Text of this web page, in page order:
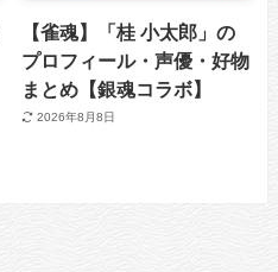
【雀魂】「桂 小太郎」の
プロフィール・声優・好物
まとめ【銀魂コラボ】
2026年8月8日